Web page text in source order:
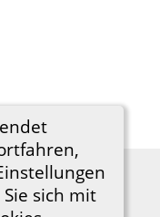
sich mit